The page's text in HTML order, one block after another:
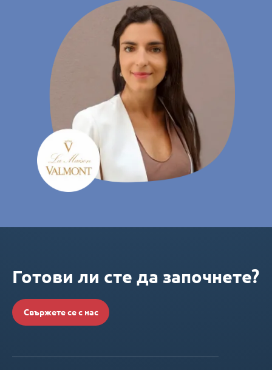
Готови ли сте да започнете?
Свържете се с нас